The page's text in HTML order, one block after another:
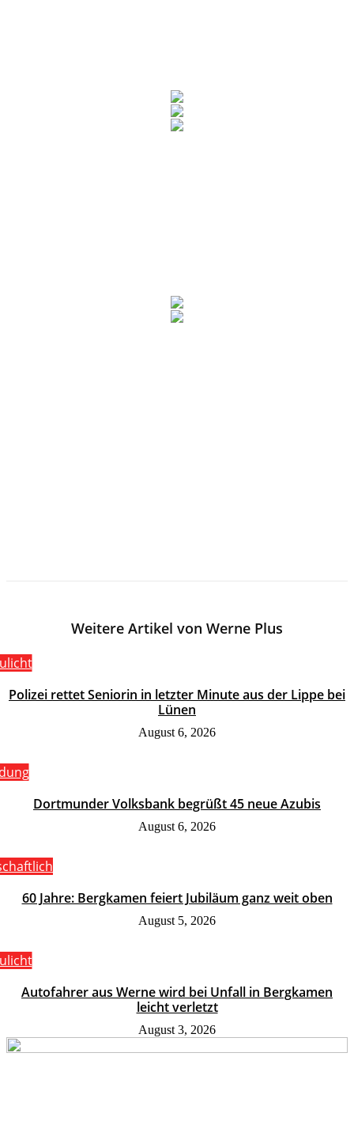
Weitere Artikel von Werne Plus
Polizei rettet Seniorin in letzter Minute aus der Lippe bei
Lünen
August 6, 2026
Dortmunder Volksbank begrüßt 45 neue Azubis
August 6, 2026
60 Jahre: Bergkamen feiert Jubiläum ganz weit oben
August 5, 2026
Autofahrer aus Werne wird bei Unfall in Bergkamen
leicht verletzt
August 3, 2026